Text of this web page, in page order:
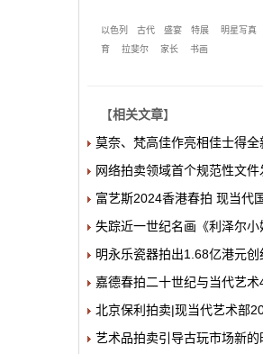
以色列 古代 盛宴 特展 明星写真
育
拉斐尔 家长 书画
【相关文章】
莫奈、梵高佳作亮相佳士得
网络拍卖领域首个规范性文件
富艺斯2024香港春拍 现当代
失踪近一世纪名画《利泽尔
明永乐瓷器拍出1.68亿港元创
嘉德春拍二十世纪与当代艺
北京保利拍卖|现当代艺术部
艺术品拍卖引导古玩市场新的